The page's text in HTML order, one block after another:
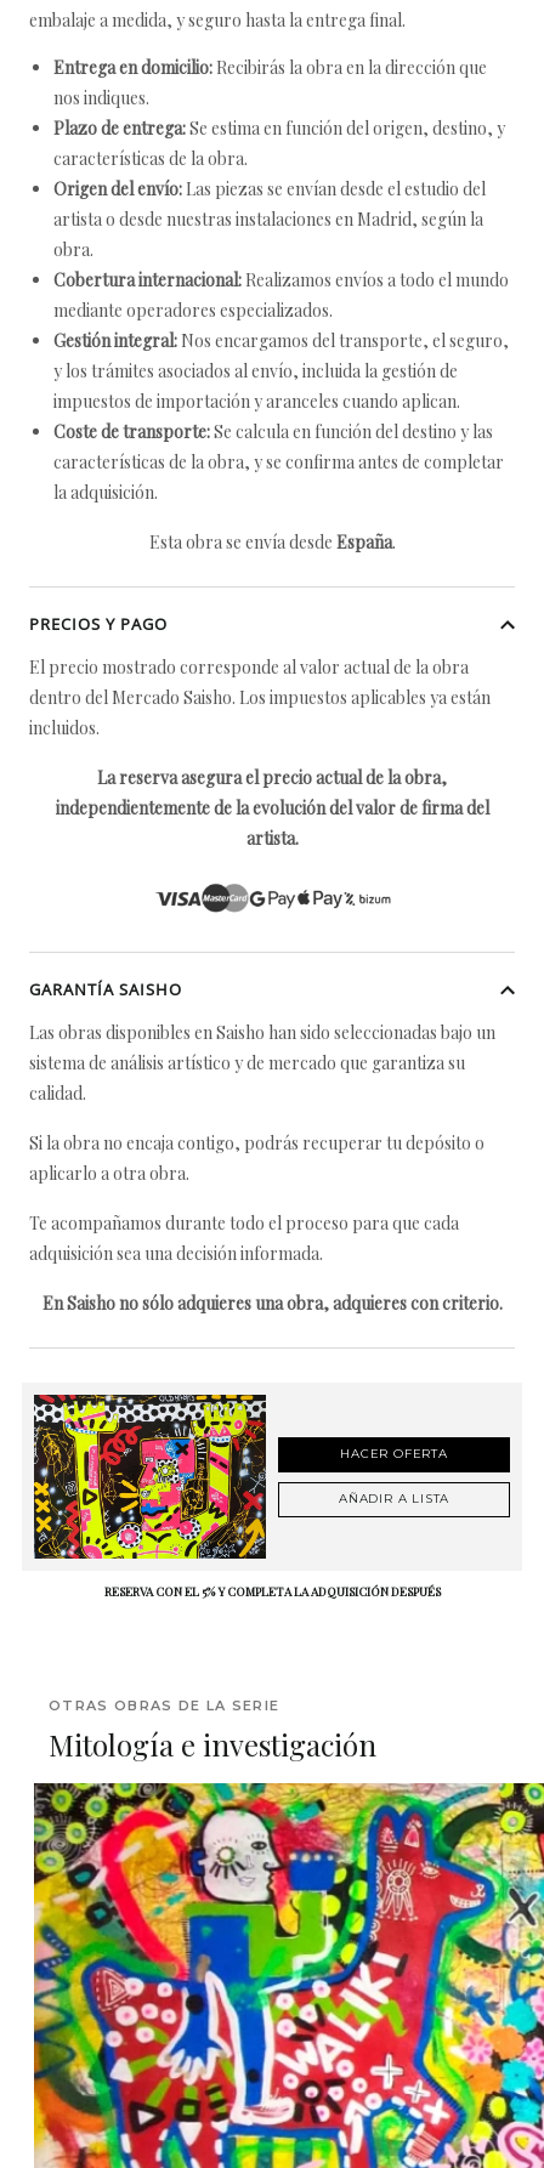
embalaje a medida, y seguro hasta la entrega final.
Entrega en domicilio: Recibirás la obra en la dirección que
nos indiques.
Plazo de entrega:Se estima en función del origen, destino, y
características de la obra.
Origen del envío: Las piezas se envían desde el estudio del
artista o desde nuestras instalaciones en Madrid, según la
obra.
Cobertura internacional: Realizamos envíos a todo el mundo
mediante operadores especializados.
Gestión integral: Nos encargamos del transporte, el seguro,
y los trámites asociados al envío, incluida la gestión de
impuestos de importación y aranceles cuando aplican.
Coste de transporte:Se calcula en función del destino y las
características de la obra, y se confirma antes de completar
la adquisición.
Esta obra se envía desde España.
PRECIOS Y PAGO
El precio mostrado corresponde al valor actual de la obra
dentro del Mercado Saisho. Los impuestos aplicables ya están
incluidos.
La reserva asegura el precio actual de la obra,
independientemente de la evolución del valor de firma del
artista.
GARANTÍA SAISHO
Las obras disponibles en Saisho han sido seleccionadas bajo un
sistema de análisis artístico y de mercado que garantiza su
calidad.
Si la obra no encaja contigo, podrás recuperar tu depósito o
aplicarlo a otra obra.
Te acompañamos durante todo el proceso para que cada
adquisición sea una decisión informada.
En Saisho no sólo adquieres una obra, adquieres con criterio.
HACER OFERTA
AÑADIR A LISTA
RESERVA CON EL 5% Y COMPLETA LA ADQUISICIÓN DESPUÉS
OTRAS OBRAS DE LA SERIE
Mitología e investigación